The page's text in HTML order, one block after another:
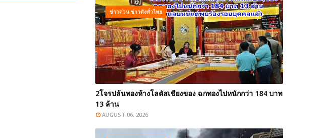
ข่าวด่วน ข่าวดังทั่วไทย
2โจรปล้นทองห้างโลตัสเชียงของ ฉกทองไปหนักกว่า 184 บาท
13 ล้าน
AUGUST 06, 2026